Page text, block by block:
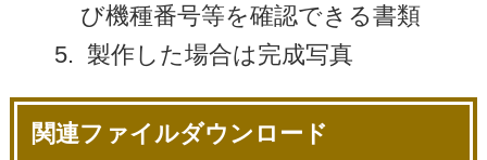
び機種番号等を確認できる書類
製作した場合は完成写真
関連ファイルダウンロード